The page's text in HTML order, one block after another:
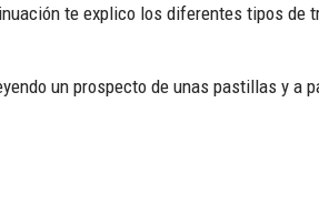
te explico los diferentes tipos de
un prospecto de unas pastillas y a